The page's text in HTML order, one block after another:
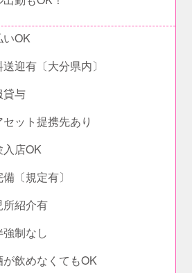
OK
迎有〔大分県内〕
与
ット提携先あり
店OK
〔規定有〕
紹介有
制なし
飲めなくてもOK